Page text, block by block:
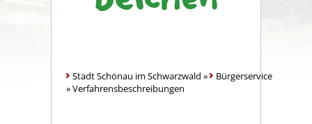
Stadt Schönau im Schwarzwald »
Bürgerservice
»Verfahrensbeschreibungen